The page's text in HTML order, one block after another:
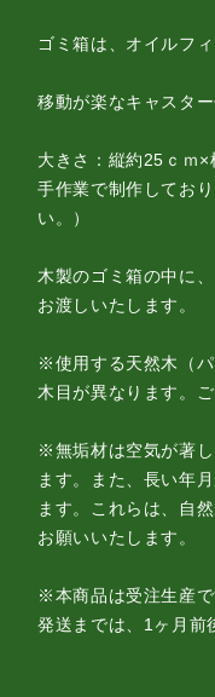
ゴミ箱は、オイルフ
移動が楽なキャスター
大きさ：縦約25ｃｍ
手作業で制作してお
い。）
木製のゴミ箱の中に
お渡しいたします。
※使用する天然木（
木目が異なります。ご
※無垢材は空気が著
ます。また、長い年
ます。これらは、自
お願いいたします。
※本商品は受注生産
発送までは、1ヶ月前